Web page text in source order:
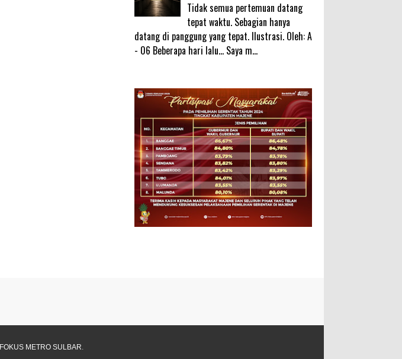
Tidak semua pertemuan datang
tepat waktu. Sebagian hanya
datang di panggung yang tepat. Ilustrasi. Oleh: A
- 06 Beberapa hari lalu... Saya m...
FOKUS METRO SULBAR.